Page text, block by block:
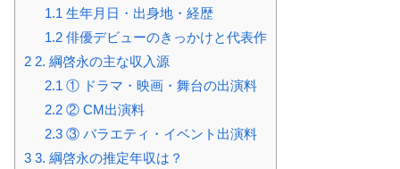
1.1 生年月日・出身地・経歴
1.2俳優デビューのきっかけと代表作
2 2. 綱啓永の主な収入源
2.1 ① ドラマ・映画・舞台の出演料
2.2② CM出演料
2.3③ バラエティ・イベント出演料
3 3. 綱啓永の推定年収は？